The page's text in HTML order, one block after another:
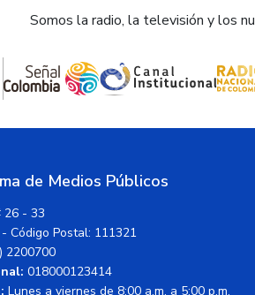
Somos la radio, la televisión y los
de Medios Públicos
26 - 33
Código Postal: 111321
2200700
018000123414
Lunes a viernes de 8:00 a.m. a 5:00 p.m.